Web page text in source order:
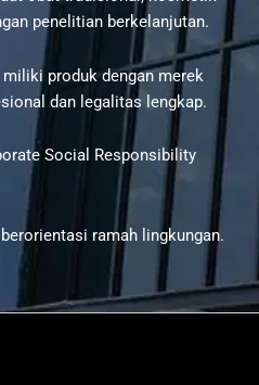
penelitian berkelanjutan.
produk dengan merek
dan legalitas lengkap.
Social Responsibility
ramah lingkungan.